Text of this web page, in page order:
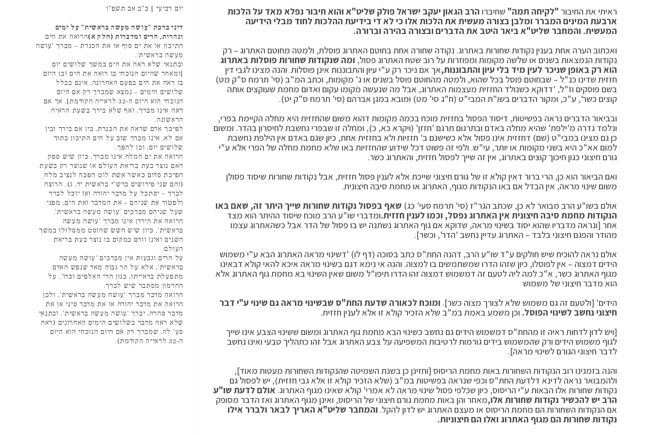
ראיתי את החיבור "לקיחה תמה" שחיברו הרב הגאון יעקב ישראל פולק שליט"א והוא חיבור נפלא מאד על הלכות
ארבעת המינים המברר ומלבן בצורה מעשית את הלכות אלו כי לא די בידיעת ההלכות לחוד מבלי הידיעה
המעשית. והמחבר שליט"א ביאר היטב את הדברים ובצורה בהירה וברורה.
ואכתוב הערה אחת בענין נקודות שחורות באתרוג. נקודה שחורה אחת בחוטם האתרוג פוסלת, ולמטה מחוטם האתרוג – רק
נקודות הנמצאות בשנים או שלשה מקומות ומפוזרות על רוב שטח האתרוג פסול, ומה שנקודות שחורות פוסלות באתרוג
הוא רק באופן שניכר לעין מיד בלי עיון והתבוננות,אך אם ניכר רק ע"י עיון והתבוננות אינן פוסלות. והנה מצינו לגבי דין
חזזית שדינו כנ"ל – שבחוטם פוסל בכל שהוא, ולמטה מהחוטם פוסל בשנים או ג' מקומות, וכתב המ"ב (סי' תרמח ס"ק מט)
בשם פוסקים וז"ל, 'דדוקא כשנולד החזזית מעצמות האתרוג, אבל מה שנעשה מקומו עקום ואדום מחמת שעוקצים אותה
קוצים כשר', ע"כ, ומקור הדברים בשו"ת המבי"ט (ח"ג סי' מט) ומובא במגן אברהם (סי' תרמח ס"ק יט).
ובביאור הדברים נראה בפשיטות, דיסוד הפסול בחזזית מוכח בכמה מקומות דהוא משום שהחזזית היא מחלה הקיימת בפרי,
ונלמד גדרה מ'ילפת' שהיא מחלה באדם ובתרגום תרגם 'חזזן' (ויקרא כא, כ), ומחלה זו שבפרי נחשבת לחיסרון בהדר. ומשום
כן גם מצינו במבי"ט (שם) דחזזית אינו פסול אלא כשישנם ב' חזזיות ולא בחזזית אחת, כיון שגם באדם אין הילפת נחשבת
למום אא"כ היא בשני מקומות או יותר, עי"ש. ולפי זה פשוט דכל שידוע שהחזזיות באו שלא מחמת מחלה של הפרי אלא ע"י
גורם חיצוני כגון חיכוך קוצים באתרוג, אין זה שייך לפסול חזזית, והאתרוג כשר.
ואם הביאור הוא כן, הרי ברור דאין קולא זו של גורם חיצוני שייכת אלא לענין פסול חזזית, אבל נקודות שחורות שיסוד פסולן
משום שינוי מראה, אין הבדל אם באו הנקודות מגוף, האתרוג או מחמת סיבה חיצונית.
אולם בשו"ע הרב מבואר לא כן, שכתב הגר"ז (סי' תרמח סעי' כג) שאף בפסול נקודות שחורות שייך היתר זה, שאם באו
הנקודות מחמת סיבה חיצונית אין האתרוג נפסל, וכמו לענין חזזית.ומדברי שו"ע הרב מוכח שיסוד ההיתר הוא מצד
אחר [ונראה מדבריו שהוא יסוד בשינוי מראה, שדוקא אם גוף האתרוג נשתנה יש בו פסול של הדר אבל כשהאתרוג עצמו
מהודר והפגם חיצוני בלבד – האתרוג עדיין נחשב 'הדר', וכשר].
אולם נראה להוכיח שיש חולקים ע"ד שו"ע הרב, דהנה החת"ס כתב בסוכה (דף לו) 'דשינוי מראה האתרוג הבא ע"י משמוש
הידים דמצוה – אין לפוסלו, כיון שזהו הדרו שמשתמשים בו למצוה. והנה אי נימא דגם בשינוי מראה איכא להאי קולא דבאינו
מגוף האתרוג כשר, א"כ למה ליה לטעם זה דמשמוש דמצוה זהו הדרו תיפו"ל משום שאין השינוי בא מחמת גוף האתרוג אלא
הוא מדבר חיצוני של משמוש
הידים' [ולטעם זה גם משמוש שלא לצורך מצוה כשר]. ומוכח לכאורה שדעת החת"ס שבשינוי מראה גם שינוי ע"י דבר
חיצוני נחשב לשינוי הפוסל. וכן משמע באמת במ"ב שלא הזכיר קולא זו אלא לענין חזזית.
[ויש לדון לדחות ראיה זו מהחת"ס דמשמוש הידים גם נחשב כשינוי הבא מחמת גוף האתרוג ומשום ששינוי הצבע אינו שייך
לגוף משמוש הידים ורק שהמשמוש בידים גורמות לרטיבות המשפיעה על צבע האתרוג אבל זהו כתהליך טבעי ואינו נחשב
לדבר חיצוני הגורם לשינוי מראה].
והנה בזמנינו רוב הנקודות השחורות באות מחמת הריסוס [וחזינן כן בשנת השמיטה שהנקודות השחורות מעטות מאוד],
ולהמבואר נראה לדינא דלדעת החת"ס וכפי שנראה בפשיטות במ"ב (שלא הזכיר קולא זו אלא גבי חזזית), יש לפסול גם
נקודות שחורות אלו הבאות ע"י הריסוס, כיון שכלפי פסול שינוי מראה לא אמרי' קולא שאינו מגוף האתרוג. אולם לדעת שו"ע
הרב יש להכשיר נקודות שחורות אלו,מאחר והן באות מחמת גורם חיצוני של הריסוס, ואינן מגוף האתרוג ואז הדבר מסופק
אם הנקודות השחורות הם מחמת הריסוס או מעצם האתרוג יש לדון להקל. והמחבר שליט"א האריך לבאר ולברר אילו
נקודות שחורות הם מגוף האתרוג ואלו הם חיצוניות.
יום רביעי | כ"ב אב תשפ"ו
דיני ברכת "עושה מעשה בראשית" על ימים
ונהרות, הרים ומדברות (חלק א)הרואה את הים
התיכון או את ים סוף או את הכנרת – מברך 'עושה
מעשה בראשית'.
ובתנאי שלא ראה את הים במשך שלושים יום
[ומאחר שהיום הנוכחי בו רואה את הים וכן היום
בו ראה את הים בפעם האחרונה, אינם בכלל
שלושים הימים – נמצא שמברך רק אם היום
הנוכחי הוא היום ה-32 לראייה הקודמת], אך אם
ראה אינו מברך, ואף שלא בירך בשעת הראיה
הראשונה.
לפיכך אדם שראה את הכנרת, בין אם בירך ובין
אם לא, אינו מברך שוב על הים התיכון בתוך
שלושים יום, וכן להפך.
הרואה את ים המלח אינו מברך, כיון שיש ספק
האם נוצר בעת בריאת העולם או שנוצר רק בשעת
הפיכת סדום כאשר אשת לוט הפכה לנציב מלח
(והם שני פירושים ברש"י בראשית יד, ג). הרוצה
לברך – יסתכל על מדבר יהודה ואז יוכל לברך
ולפטור את שניהם – את המדבר ואת הים, מפני
שעל שניהם מברכים 'עושה מעשה בראשית'.
הרואה את הירדן אינו מברך 'עושה מעשה
בראשית', כיון שיש חשש שהוסט ממסלולו במשך
השנים ואינו זורם במקום בו נוצר בעת בריאת
העולם.
על הרים וגבעות אין מברכים 'עושה מעשה
בראשית', אלא על הר גבוה מאד שנפש האדם
מתפעלת בראייתו, כגון הרי האלפים וכדו'. על
החרמון מסתבר שיש לברך.
הרואה מדבר מברך 'עושה מעשה בראשית', ולכן
הרואה את מדבר יהודה או את מדבר סיני או את
מדבר סהרה, יברך 'עושה מעשה בראשית', ובתנאי
שלא ראה מדבר בשלושים הימים האחרונים (ראה
סע' לה, שמברך רק אם היום הנוכחי הוא היום
ה-32 לראייה הקודמת).